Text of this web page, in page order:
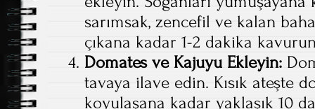
sarımsak, zencefil ve kalan
çıkana kadar 1-2 dakika
Domates ve Kajuyu Ekleyin:
tavaya ilave edin. Kısık ateşte
koyulaşana kadar yaklaşık 10